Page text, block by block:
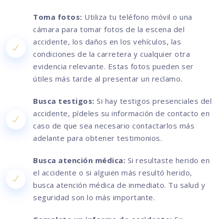
Toma fotos: Utiliza tu teléfono móvil o una
cámara para tomar fotos de la escena del
accidente, los daños en los vehículos, las
condiciones de la carretera y cualquier otra
evidencia relevante. Estas fotos pueden ser
útiles más tarde al presentar un reclamo.
Busca testigos: Si hay testigos presenciales del
accidente, pídeles su información de contacto en
caso de que sea necesario contactarlos más
adelante para obtener testimonios.
Busca atención médica: Si resultaste herido en
el accidente o si alguien más resultó herido,
busca atención médica de inmediato. Tu salud y
seguridad son lo más importante.